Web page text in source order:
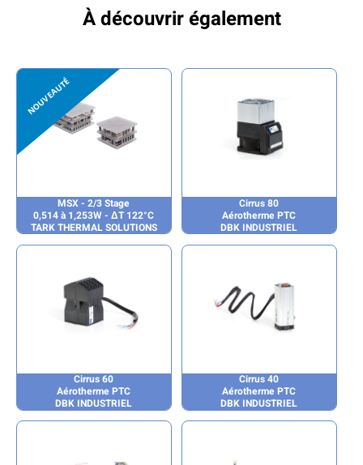
À découvrir également
MSX - 2/3 Stage
0,514 à 1,253W - ΔT 122°C
TARK THERMAL SOLUTIONS
Cirrus 80
Aérotherme PTC
DBK INDUSTRIEL
Cirrus 60
Aérotherme PTC
DBK INDUSTRIEL
Cirrus 40
Aérotherme PTC
DBK INDUSTRIEL